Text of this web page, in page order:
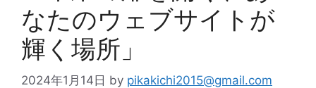
なたのウェブサイトが
輝く場所」
2024年1月14日 by pikakichi2015@gmail.com